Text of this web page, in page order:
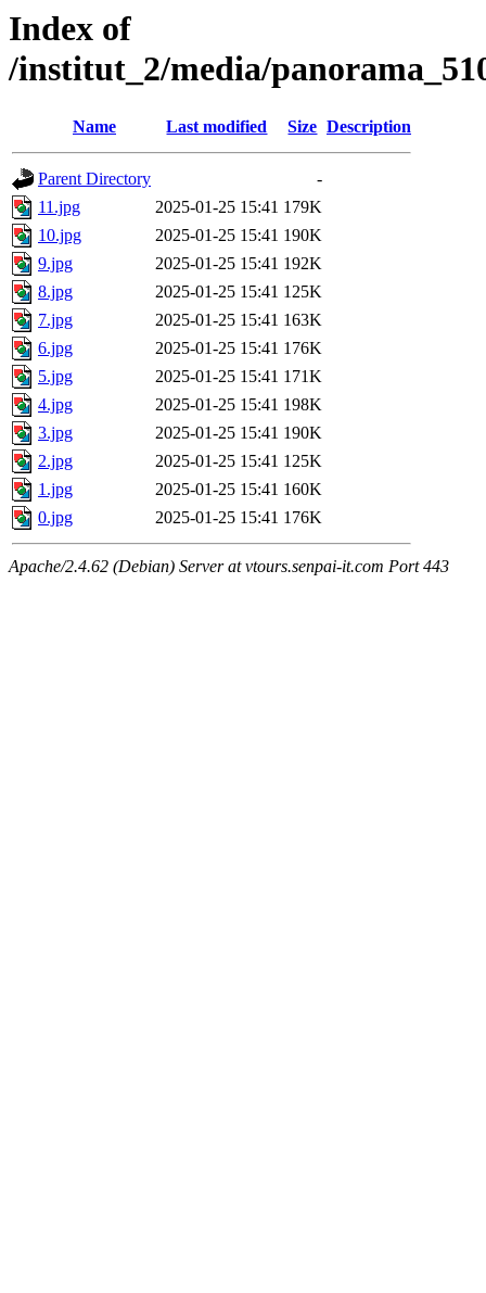
Index of
/institut_2/media/
Name Last modified Size Description
Parent Directory
-
11.jpg
2025-01-25 15:41 179K
10.jpg
2025-01-25 15:41 190K
9.jpg
2025-01-25 15:41 192K
8.jpg
2025-01-25 15:41 125K
7.jpg
2025-01-25 15:41 163K
6.jpg
2025-01-25 15:41 176K
5.jpg
2025-01-25 15:41 171K
4.jpg
2025-01-25 15:41 198K
3.jpg
2025-01-25 15:41 190K
2.jpg
2025-01-25 15:41 125K
1.jpg
2025-01-25 15:41 160K
0.jpg
2025-01-25 15:41 176K
Apache/2.4.62 (Debian) Server at vtours.senpai-it.com Port 443